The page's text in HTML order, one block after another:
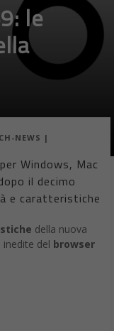
le
NEWS |
Windows, Mac
il decimo
e caratteristiche
della nuova
del browser